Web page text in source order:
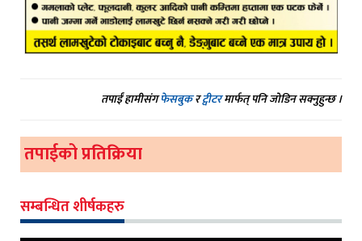
तपाईं हामीसंगफेसबुकरट्वीटरमार्फत् पनि जोडिन सक्नुहुन्छ ।
तपाईको प्रतिक्रिया
सम्बन्धित शीर्षकहरु